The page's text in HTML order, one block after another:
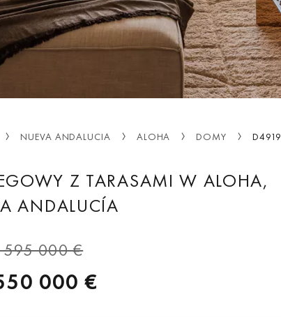
NUEVA ANDALUCIA ALOHA DOMY D4919
Z TARASAMI W ALOHA,
ANDALUCÍA
595 000 €
000 €